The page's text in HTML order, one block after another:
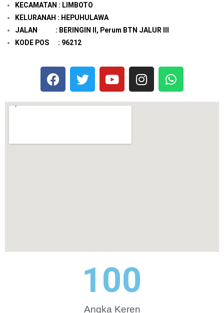
KECAMATAN : LIMBOTO
KELURANAH : HEPUHULAWA
JALAN : BERINGIN II, Perum BTN JALUR III
KODE POS : 96212
Angka Keren
100